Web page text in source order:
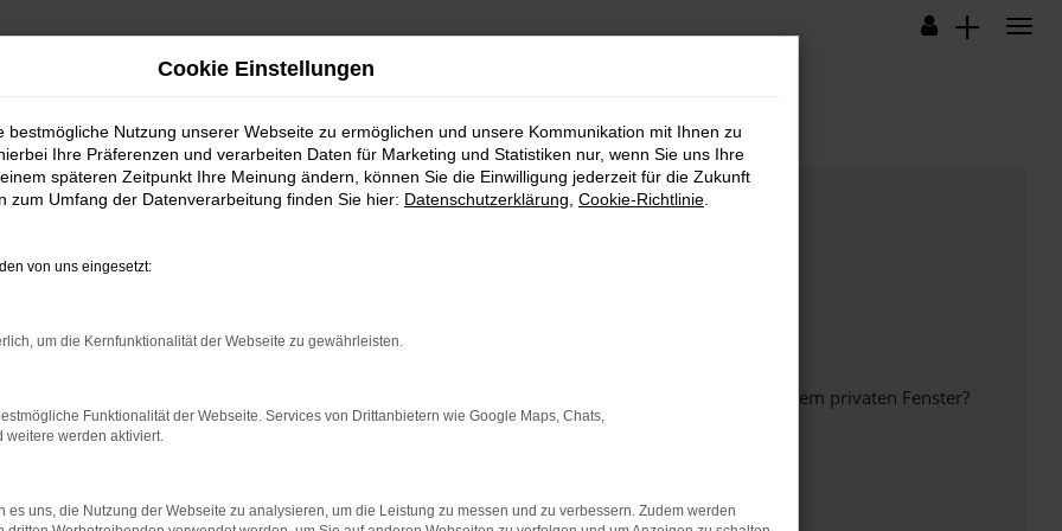
bestimmter Seiten verhindern. Funktioniert die Seite in einem anderen Browser oder in einem privaten Fenster?
beheben.
auf dem neuesten Stand sind.
kann auch dazu führen, dass bestimmte Funktionen nicht mehr unterstützt werden.
Cookie Einstellungen
bestmögliche Nutzung unserer Webseite zu ermöglichen und unsere Kommunikation mit Ihnen zu
Ihre Präferenzen und verarbeiten Daten für Marketing und Statistiken nur, wenn Sie uns Ihre
späteren Zeitpunkt Ihre Meinung ändern, können Sie die Einwilligung jederzeit für die Zukunft
zum Umfang der Datenverarbeitung finden Sie hier: Datenschutzerklärung Cookie-Richtlinie
von uns eingesetzt:
um die Kernfunktionalität der Webseite zu gewährleisten.
Funktionalität der Webseite. Services von Drittanbietern wie Google Maps, Chats,
weitere werden aktiviert.
es uns, die Nutzung der Webseite zu analysieren, um die Leistung zu messen und zu verbessern. Zudem werden